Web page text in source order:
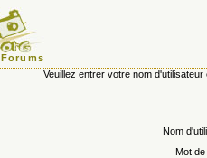
Forums
Veuillez entrer votre nom
Nom
Mot